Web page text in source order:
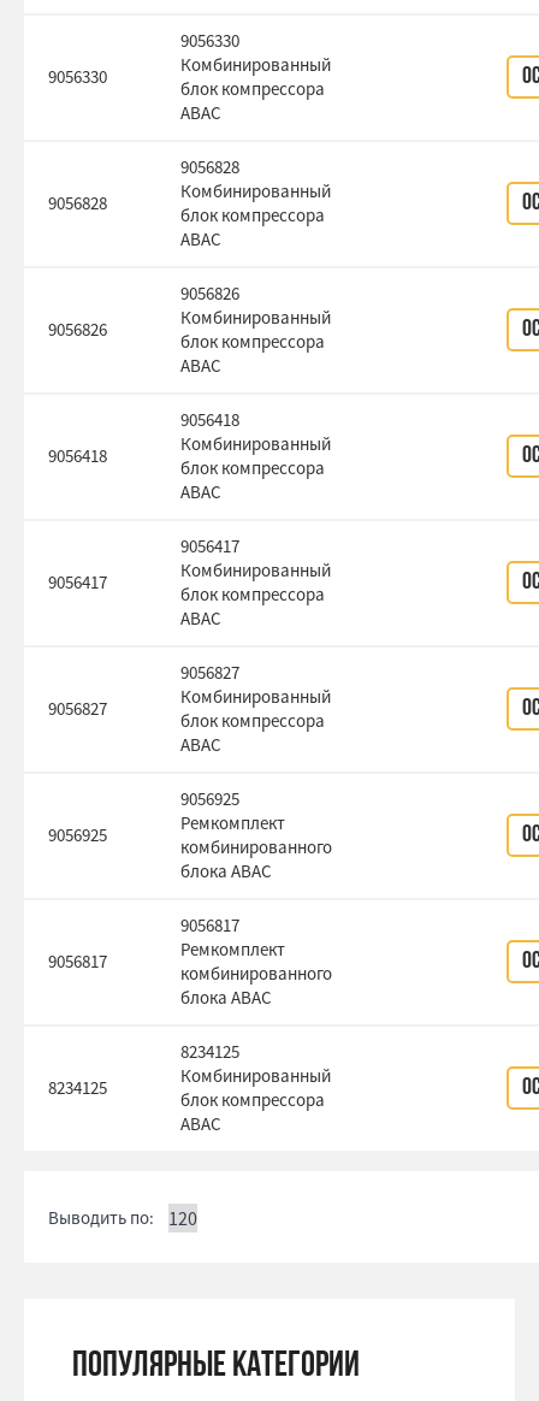
9056330
9056330
Комбинированный
блок компрессора
ABAC
9056828
9056828
Комбинированный
блок компрессора
ABAC
9056826
9056826
Комбинированный
блок компрессора
ABAC
9056418
9056418
Комбинированный
блок компрессора
ABAC
9056417
9056417
Комбинированный
блок компрессора
ABAC
9056827
9056827
Комбинированный
блок компрессора
ABAC
9056925
9056925
Ремкомплект
комбинированного
блока ABAC
9056817
9056817
Ремкомплект
комбинированного
блока ABAC
8234125
8234125
Комбинированный
блок компрессора
ABAC
Выводить по:
Популярные категории